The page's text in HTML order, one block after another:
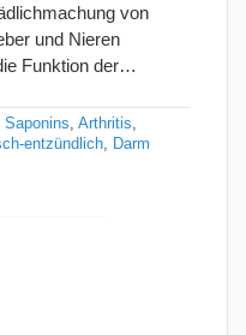
von
und Nieren
Funktion der…
Arthritis
entzündlich Darm